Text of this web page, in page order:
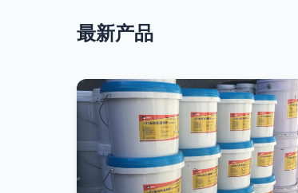
最新产品